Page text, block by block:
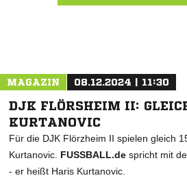
MAGAZIN 08.12.2024 | 11:30
DJK FLÖRSHEIM II:
KURTANOVIC
Für die DJK Flörzheim II spielen gleich
Kurtanovic. FUSSBALL.de spricht mit
- er heißt Haris Kurtanovic.